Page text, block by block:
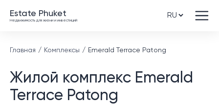
Estate Phuket
Недвижимость для жизни и инвестиций
Главная Комплексы Emerald Terrace Patong
Жилой комплекс Emerald
Terrace Patong